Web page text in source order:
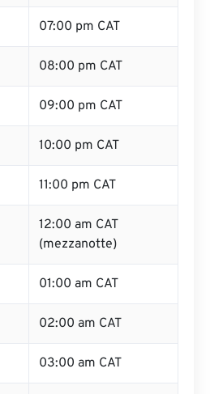
07:00 pm CAT
08:00 pm CAT
09:00 pm CAT
10:00 pm CAT
11:00 pm CAT
12:00 am CAT
(mezzanotte)
01:00 am CAT
02:00 am CAT
03:00 am CAT